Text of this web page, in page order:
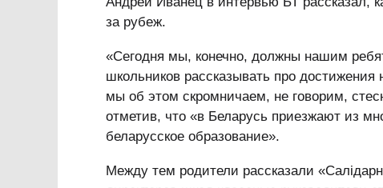
за рубеж.
«Сегодня мы, конечно, должны нашим
школьников рассказывать про
мы об этом скромничаем, не говорим,
отметив, что «в Беларусь приезжают из
беларусское образование».
Между тем родители рассказали